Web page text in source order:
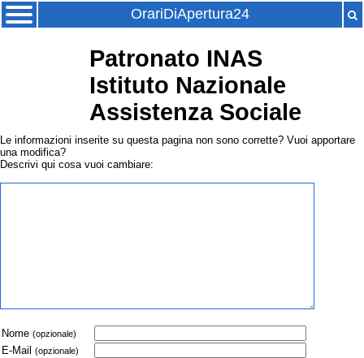
OrariDiApertura24
Patronato INAS
Istituto Nazionale
Assistenza Sociale
Le informazioni inserite su questa pagina non sono corrette? Vuoi apportare
una modifica?
Descrivi qui cosa vuoi cambiare:
Nome (opzionale)
E-Mail (opzionale)